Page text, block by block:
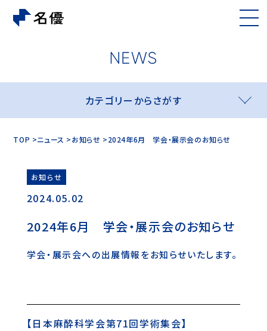
カテゴリーからさがす
TOP ニュース お知らせ 2024年6月 学会・展示会のお知らせ
お知らせ
2024.05.02
2024年6月 学会・展示会のお知らせ
学会・展示会への出展情報をお知らせいたします。
【日本麻酔科学会第71回学術集会】